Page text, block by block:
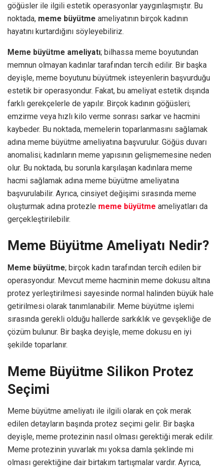
göğüsler ile ilgili estetik operasyonlar yaygınlaşmıştır. Bu
noktada, meme büyütme ameliyatının birçok kadının
hayatını kurtardığını söyleyebiliriz.
Meme büyütme ameliyatı; bilhassa meme boyutundan
memnun olmayan kadınlar tarafından tercih edilir. Bir başka
deyişle, meme boyutunu büyütmek isteyenlerin başvurduğu
estetik bir operasyondur. Fakat, bu ameliyat estetik dışında
farklı gerekçelerle de yapılır. Birçok kadının göğüsleri;
emzirme veya hızlı kilo verme sonrası sarkar ve hacmini
kaybeder. Bu noktada, memelerin toparlanmasını sağlamak
adına meme büyütme ameliyatına başvurulur. Göğüs duvarı
anomalisi; kadınların meme yapısının gelişmemesine neden
olur. Bu noktada, bu sorunla karşılaşan kadınlara meme
hacmi sağlamak adına meme büyütme ameliyatına
başvurulabilir. Ayrıca, cinsiyet değişimi sırasında meme
oluşturmak adına protezle meme büyütme ameliyatları da
gerçekleştirilebilir.
Meme Büyütme Ameliyatı Nedir?
Meme büyütme; birçok kadın tarafından tercih edilen bir
operasyondur. Mevcut meme hacminin meme dokusu altına
protez yerleştirilmesi sayesinde normal halinden büyük hale
getirilmesi olarak tanımlanabilir. Meme büyütme işlemi
sırasında gerekli olduğu hallerde sarkıklık ve gevşekliğe de
çözüm bulunur. Bir başka deyişle, meme dokusu en iyi
şekilde toparlanır.
Meme Büyütme Silikon Protez
Seçimi
Meme büyütme ameliyatı ile ilgili olarak en çok merak
edilen detayların başında protez seçimi gelir. Bir başka
deyişle, meme protezinin nasıl olması gerektiği merak edilir.
Meme protezinin yuvarlak mı yoksa damla şeklinde mi
olması gerektiğine dair birtakım tartışmalar vardır. Ayrıca,